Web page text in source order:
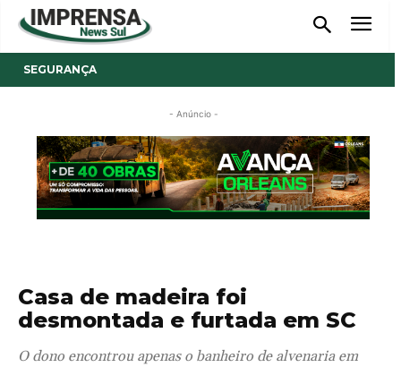
SEGURANÇA
- Anúncio -
Casa de madeira foi
desmontada e furtada em SC
O dono encontrou apenas o banheiro de alvenaria em